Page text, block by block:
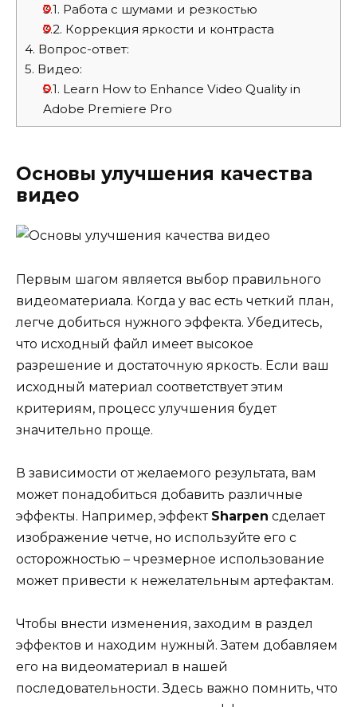
3.1. Работа с шумами и резкостью
3.2. Коррекция яркости и контраста
4. Вопрос-ответ:
5. Видео:
5.1. Learn How to Enhance Video Quality in
Adobe Premiere Pro
Основы улучшения качества
видео
Первым шагом является выбор правильного
видеоматериала. Когда у вас есть четкий план,
легче добиться нужного эффекта. Убедитесь,
что исходный файл имеет высокое
разрешение и достаточную яркость. Если ваш
исходный материал соответствует этим
критериям, процесс улучшения будет
значительно проще.
В зависимости от желаемого результата, вам
может понадобиться добавить различные
эффекты. Например, эффект Sharpen сделает
изображение четче, но используйте его с
осторожностью – чрезмерное использование
может привести к нежелательным артефактам.
Чтобы внести изменения, заходим в раздел
эффектов и находим нужный. Затем добавляем
его на видеоматериал в нашей
последовательности. Здесь важно помнить, что